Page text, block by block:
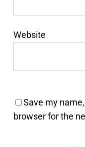
Website
Save my
browser for the